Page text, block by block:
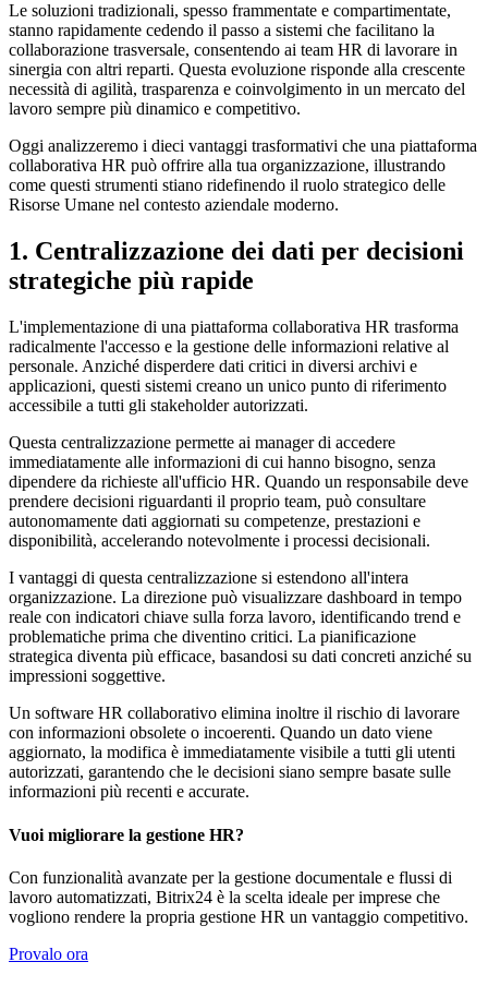
Le soluzioni tradizionali, spesso frammentate e compartimentate,
stanno rapidamente cedendo il passo a sistemi che facilitano la
collaborazione trasversale, consentendo ai team HR di lavorare in
sinergia con altri reparti. Questa evoluzione risponde alla crescente
necessità di agilità, trasparenza e coinvolgimento in un mercato del
lavoro sempre più dinamico e competitivo.
Oggi analizzeremo i dieci vantaggi trasformativi che una piattaforma
collaborativa HR può offrire alla tua organizzazione, illustrando
come questi strumenti stiano ridefinendo il ruolo strategico delle
Risorse Umane nel contesto aziendale moderno.
1. Centralizzazione dei dati per decisioni
strategiche più rapide
L'implementazione di una piattaforma collaborativa HR trasforma
radicalmente l'accesso e la gestione delle informazioni relative al
personale. Anziché disperdere dati critici in diversi archivi e
applicazioni, questi sistemi creano un unico punto di riferimento
accessibile a tutti gli stakeholder autorizzati.
Questa centralizzazione permette ai manager di accedere
immediatamente alle informazioni di cui hanno bisogno, senza
dipendere da richieste all'ufficio HR. Quando un responsabile deve
prendere decisioni riguardanti il proprio team, può consultare
autonomamente dati aggiornati su competenze, prestazioni e
disponibilità, accelerando notevolmente i processi decisionali.
I vantaggi di questa centralizzazione si estendono all'intera
organizzazione. La direzione può visualizzare dashboard in tempo
reale con indicatori chiave sulla forza lavoro, identificando trend e
problematiche prima che diventino critici. La pianificazione
strategica diventa più efficace, basandosi su dati concreti anziché su
impressioni soggettive.
Un software HR collaborativo elimina inoltre il rischio di lavorare
con informazioni obsolete o incoerenti. Quando un dato viene
aggiornato, la modifica è immediatamente visibile a tutti gli utenti
autorizzati, garantendo che le decisioni siano sempre basate sulle
informazioni più recenti e accurate.
Vuoi migliorare la gestione HR?
Con funzionalità avanzate per la gestione documentale e flussi di
lavoro automatizzati, Bitrix24 è la scelta ideale per imprese che
vogliono rendere la propria gestione HR un vantaggio competitivo.
Provalo ora